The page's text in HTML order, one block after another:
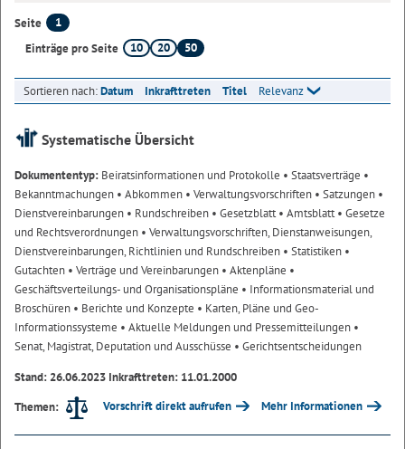
Seite
1
Einträge pro Seite
10 20 50
Sortieren nach:Datum Inkrafttreten Titel Relevanz
Systematische Übersicht
Dokumententyp: Beiratsinformationen und Protokolle • Staatsverträge •
Bekanntmachungen • Abkommen • Verwaltungsvorschriften • Satzungen •
Dienstvereinbarungen • Rundschreiben • Gesetzblatt• Amtsblatt• Gesetze
und Rechtsverordnungen • Verwaltungsvorschriften, Dienstanweisungen,
Dienstvereinbarungen, Richtlinien und Rundschreiben • Statistiken •
Gutachten • Verträge und Vereinbarungen • Aktenpläne •
Geschäftsverteilungs- und Organisationspläne • Informationsmaterial und
Broschüren • Berichte und Konzepte • Karten, Pläne und Geo-
Informationssysteme • Aktuelle Meldungen und Pressemitteilungen •
Senat, Magistrat, Deputation und Ausschüsse • Gerichtsentscheidungen
Stand: 26.06.2023 Inkrafttreten: 11.01.2000
Themen:
Vorschrift direkt aufrufen Mehr Informationen